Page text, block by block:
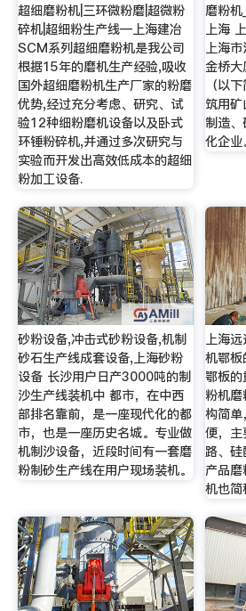
超细磨粉机|三环微粉磨|超微粉
碎机|超细粉生产线—上海建冶
SCM系列超细磨粉机是我公司
根据15年的磨机生产经验,吸收
国外超细磨粉机生产厂家的粉磨
优势,经过充分考虑、研究、试
验12种细粉磨机设备以及卧式
环锤粉碎机,并通过多次研究与
实验而开发出高效低成本的超细
粉加工设备.
磨粉机
上海
上海
金桥
（以
筑用
制造
化企业
砂粉设备,冲击式砂粉设备,机制
砂石生产线成套设备,上海砂粉
设备 长沙用户日产3000吨的制
沙生产线装机中 都市，在中西
部排名靠前，是一座现代化的都
市，也是一座历史名城。专业做
机制沙设备，近段时间有一套磨
粉制砂生产线在用户现场装机。
上海
机鄂
鄂板
粉机
构简
便，
路、
产品
机也